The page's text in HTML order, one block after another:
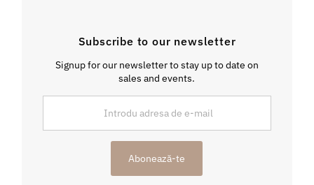
Subscribe to our newsletter
Signup for our newsletter to stay up to date on
sales and events.
de
Abonează-te